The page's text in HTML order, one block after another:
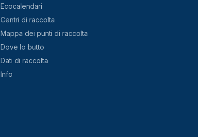
Ecocalendari
Centri di raccolta
Mappa dei punti di raccolta
Dove lo butto
Dati di raccolta
Info